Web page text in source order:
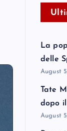
La
delle
August
Tate
dopo
August